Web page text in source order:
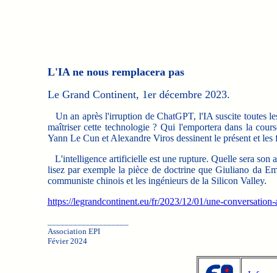
L'IA ne nous remplacera pas
Le Grand Continent, 1er décembre 2023.
Un an après l'irruption de ChatGPT, l'IA suscite toutes
maîtriser cette technologie ? Qui l'emportera dans la
Yann Le Cun et Alexandre Viros dessinent le présent et
L'intelligence artificielle est une rupture. Quelle sera son
lisez par exemple la pièce de doctrine que Giuliano da
communiste chinois et les ingénieurs de la Silicon Valley.
https://legrandcontinent.eu/fr/2023/12/01/une-
Association EPI
Févier 2024